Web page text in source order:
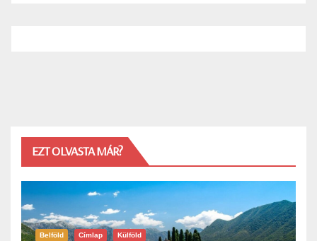
EZT OLVASTA MÁR?
Belföld Címlap Külföld